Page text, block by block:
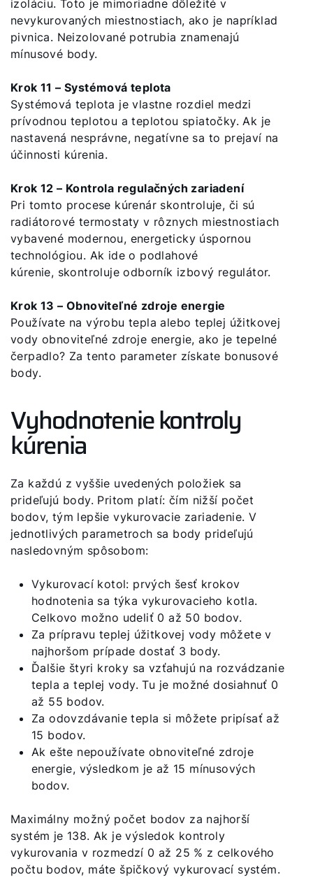
izoláciu. Toto je mimoriadne dôležité v
nevykurovaných miestnostiach, ako je napríklad
pivnica. Neizolované potrubia znamenajú
mínusové body.
Krok 11 – Systémová teplota
Systémová teplota je vlastne rozdiel medzi
prívodnou teplotou a teplotou spiatočky. Ak je
nastavená nesprávne, negatívne sa to prejaví na
účinnosti kúrenia.
Krok 12 – Kontrola regulačných zariadení
Pri tomto procese kúrenár skontroluje, či sú
radiátorové termostaty v rôznych miestnostiach
vybavené modernou, energeticky úspornou
technológiou. Ak ide o podlahové
kúrenie, skontroluje odborník izbový regulátor.
Krok 13 – Obnoviteľné zdroje energie
Používate na výrobu tepla alebo teplej úžitkovej
vody obnoviteľné zdroje energie, ako je tepelné
čerpadlo? Za tento parameter získate bonusové
body.
Vyhodnotenie kontroly
kúrenia
Za každú z vyššie uvedených položiek sa
prideľujú body. Pritom platí: čím nižší počet
bodov, tým lepšie vykurovacie zariadenie. V
jednotlivých parametroch sa body prideľujú
nasledovným spôsobom:
Vykurovací kotol: prvých šesť krokov
hodnotenia sa týka vykurovacieho kotla.
Celkovo možno udeliť 0 až 50 bodov.
Za prípravu teplej úžitkovej vody môžete v
najhoršom prípade dostať 3 body.
Ďalšie štyri kroky sa vzťahujú na rozvádzanie
tepla a teplej vody. Tu je možné dosiahnuť 0
až 55 bodov.
Za odovzdávanie tepla si môžete pripísať až
15 bodov.
Ak ešte nepoužívate obnoviteľné zdroje
energie, výsledkom je až 15 mínusových
bodov.
Maximálny možný počet bodov za najhorší
systém je 138. Ak je výsledok kontroly
vykurovania v rozmedzí 0 až 25 % z celkového
počtu bodov, máte špičkový vykurovací systém.